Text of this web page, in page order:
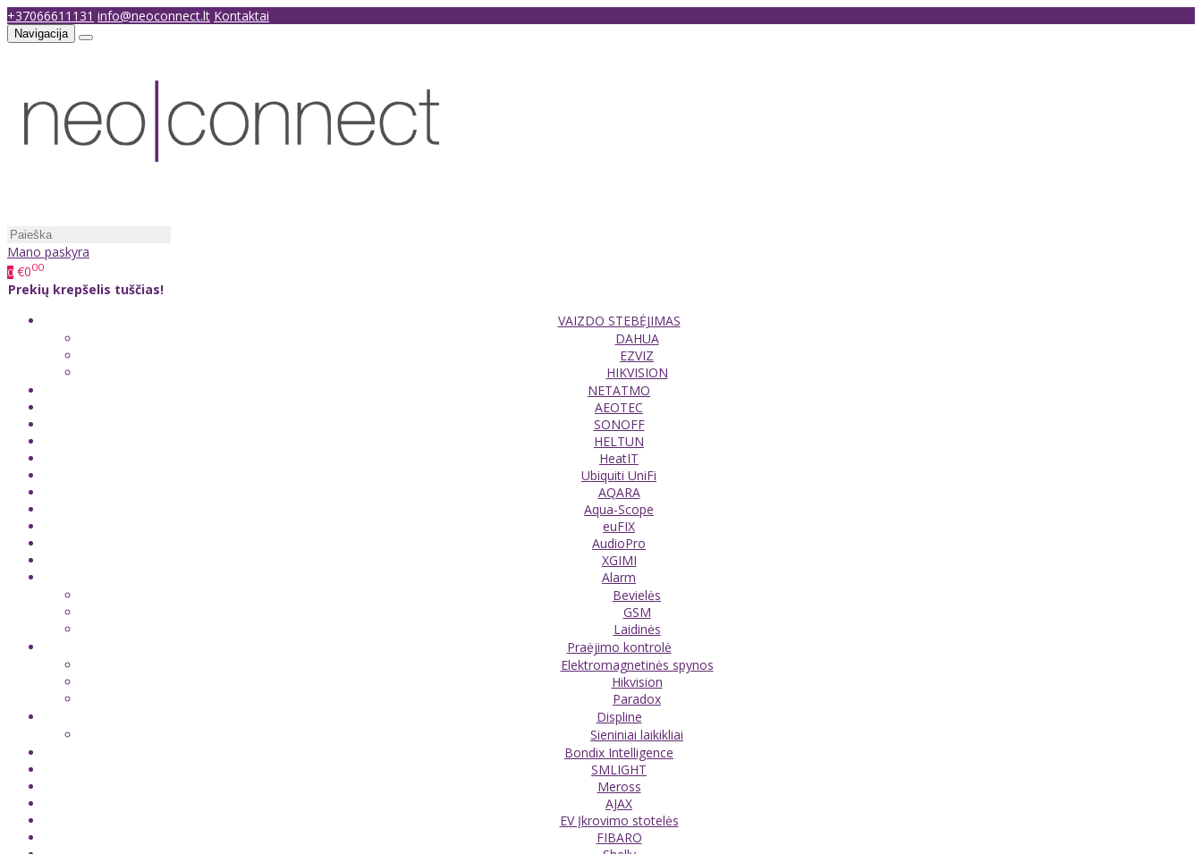
+37066611131 info@neoconnect.lt Kontaktai
Navigacija
Mano paskyra
0 €000
Prekių krepšelis tuščias!
VAIZDO STEBĖJIMAS
DAHUA
EZVIZ
HIKVISION
NETATMO
AEOTEC
SONOFF
HELTUN
HeatIT
Ubiquiti UniFi
AQARA
Aqua-Scope
euFIX
AudioPro
XGIMI
Alarm
Bevielės
GSM
Laidinės
Praėjimo kontrolė
Elektromagnetinės spynos
Hikvision
Paradox
Displine
Sieniniai laikikliai
Bondix Intelligence
SMLIGHT
Meross
AJAX
EV Įkrovimo stotelės
FIBARO